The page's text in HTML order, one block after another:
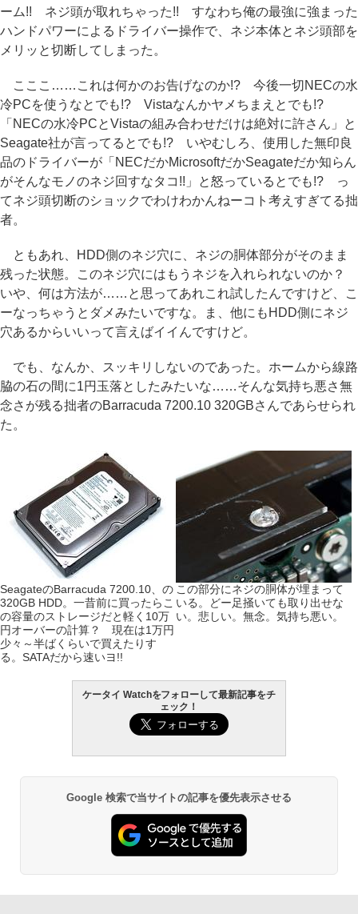
ーム!! ネジ頭が取れちゃった!! すなわち俺の最強に強まった
ハンドパワーによるドライバー操作で、ネジ本体とネジ頭部を
メリッと切断してしまった。
こここ……これは何かのお告げなのか!? 今後一切NECの水
冷PCを使うなとでも!? Vistaなんかヤメちまえとでも!?
「NECの水冷PCとVistaの組み合わせだけは絶対に許さん」と
Seagate社が言ってるとでも!? いやむしろ、使用した無印良
品のドライバーが「NECだかMicrosoftだかSeagateだか知らん
がそんなモノのネジ回すなタコ!!」と怒っているとでも!? っ
てネジ頭切断のショックでわけわかんねーコト考えすぎてる拙
者。
ともあれ、HDD側のネジ穴に、ネジの胴体部分がそのまま
残った状態。このネジ穴にはもうネジを入れられないのか？
いや、何は方法が……と思ってあれこれ試したんですけど、こ
ーなっちゃうとダメみたいですな。ま、他にもHDD側にネジ
穴あるからいいって言えばイイんですけど。
でも、なんか、スッキリしないのであった。ホームから線路
脇の石の間に1円玉落としたみたいな……そんな気持ち悪さ無
念さが残る拙者のBarracuda 7200.10 320GBさんであらせられ
た。
SeagateのBarracuda 7200.10、の
320GB HDD。一昔前に買ったらこ
の容量のストレージだと軽く10万
円オーバーの計算？ 現在は1万円
少々～半ばくらいで買えたりす
る。SATAだから速いヨ!!
この部分にネジの胴体が埋まって
いる。どー足掻いても取り出せな
い。悲しい。無念。気持ち悪い。
ケータイ Watchをフォローして最新記事をチ
ェック！
Google 検索で当サイトの記事を優先表示させる